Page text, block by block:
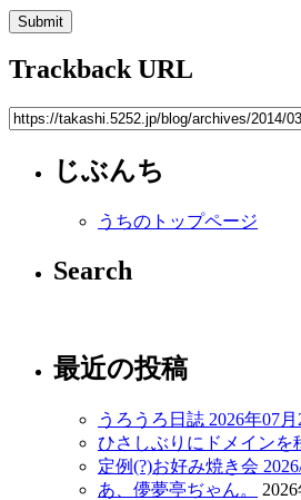
Trackback URL
じぶんち
うちのトップページ
Search
最近の投稿
うろうろ日誌 2026年07月
ひさしぶりにドメインを
定例(?)お好み焼き会
あ、儚夢亭ぢゃん。